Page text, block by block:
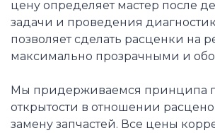
цену определяет мастер после
задачи и проведения
позволяет сделать расценки на
максимально прозрачными и
Мы придерживаемся принципа
открытости в отношении
замену запчастей. Все цены